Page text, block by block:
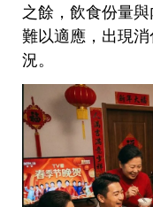
之餘，飲食份量
難以適應，出現
況。